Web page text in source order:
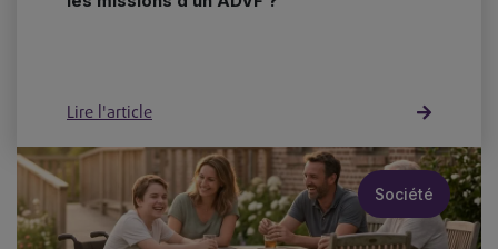
Lire l'article
Société